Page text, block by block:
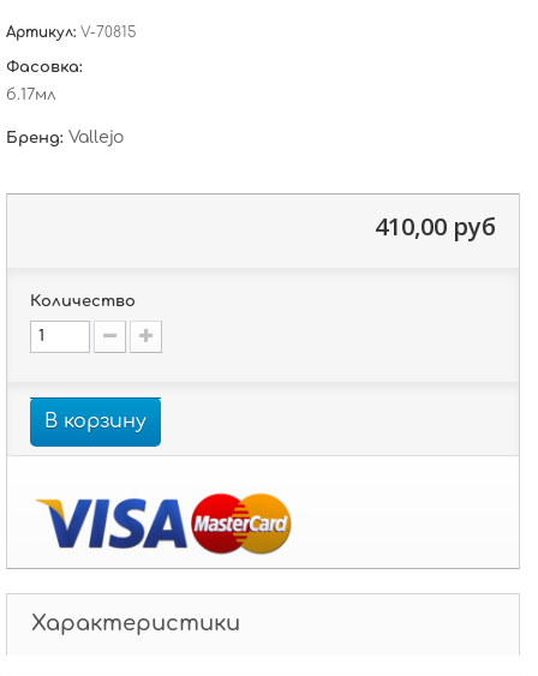
Артикул: V-70815
Фасовка:
б.17мл
Бренд: Vallejo
410,00 руб
Количество
В корзину
Характеристики